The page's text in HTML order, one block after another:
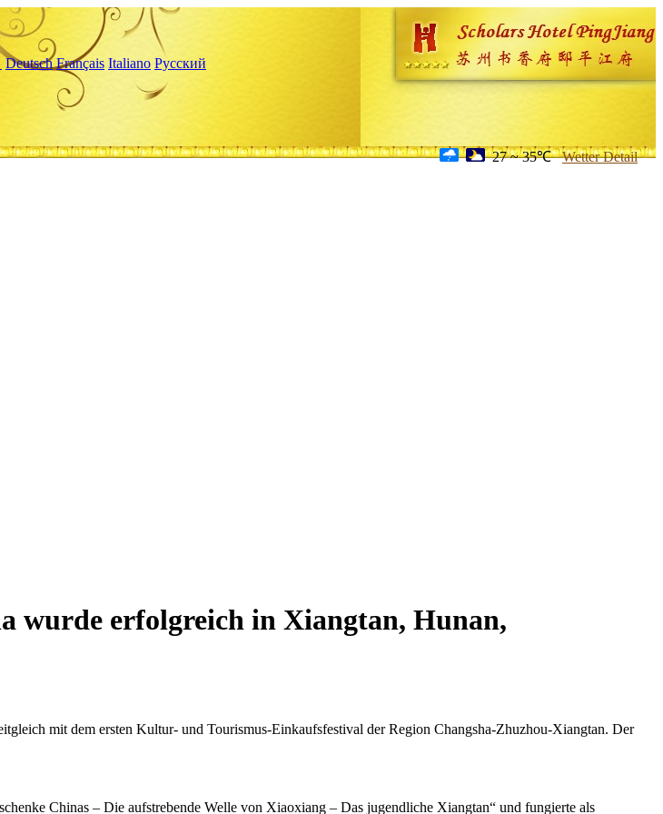
Deutsch Français Italiano Русский
27 ~ 35℃ Wetter Detail
wurde erfolgreich in Xiangtan, Hunan,
mit dem ersten Kultur- und Tourismus-Einkaufsfestival der Region Changsha-Zhuzhou-Xiangtan. Der
Chinas – Die aufstrebende Welle von Xiaoxiang – Das jugendliche Xiangtan“ und fungierte als